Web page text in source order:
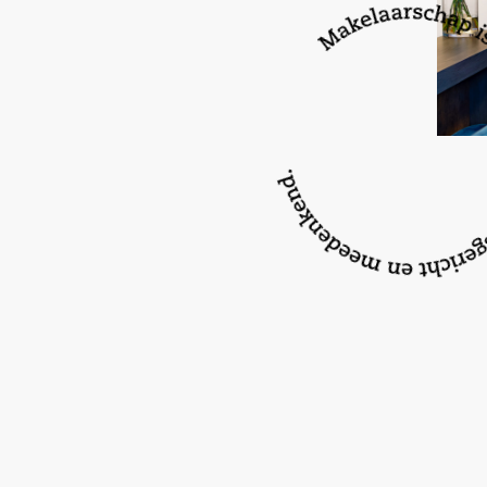
– Uitgebouwd aan de achterzijde.
n the popular Literatuurwijk, you’ll find this
home. The property is conveniently located near
international school, playground, and the City
can find various amenities. With good